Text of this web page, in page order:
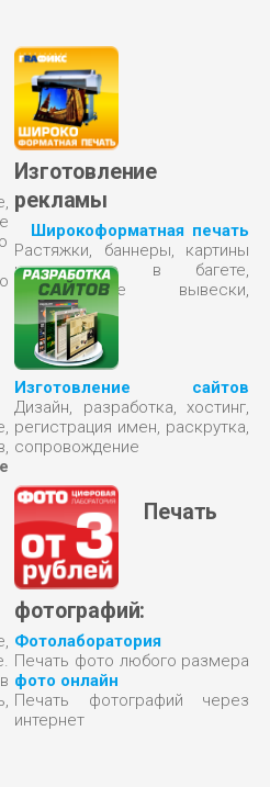
Изготовление
рекламы
Широкоформатная печать
Растяжки, баннеры, картины
на холсте в багете,
полноцветные вывески,
таблички
Изготовление сайтов
Дизайн, разработка, хостинг,
регистрация имен, раскрутка,
сопровождение
Печать
фотографий:
Фотолаборатория
Печать фото любого размера
фото онлайн
Печать фотографий через
интернет